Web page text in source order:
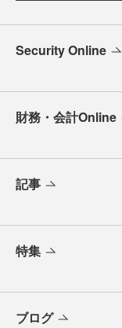
Security Online
財務・会計Online
記事
特集
ブログ